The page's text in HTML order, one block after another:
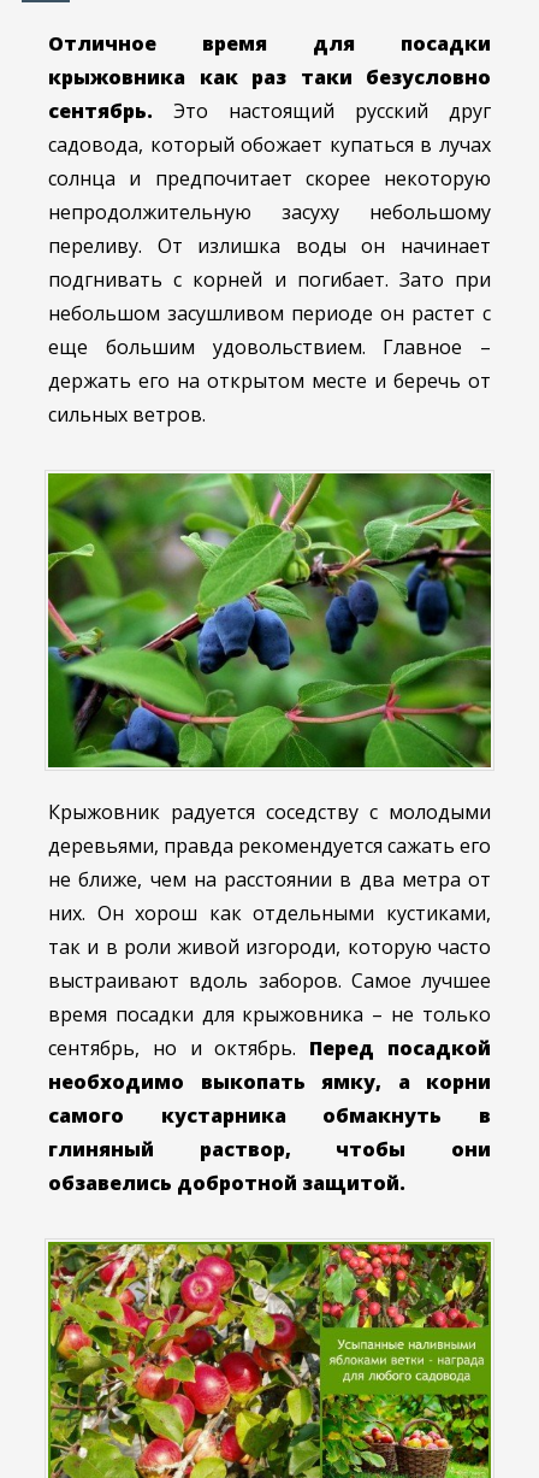
Отличное время для посадки
крыжовника как раз таки безусловно
сентябрь. Это настоящий русский друг
садовода, который обожает купаться в лучах
солнца и предпочитает скорее некоторую
непродолжительную засуху небольшому
переливу. От излишка воды он начинает
подгнивать с корней и погибает. Зато при
небольшом засушливом периоде он растет с
еще большим удовольствием. Главное –
держать его на открытом месте и беречь от
сильных ветров.
Крыжовник радуется соседству с молодыми
деревьями, правда рекомендуется сажать его
не ближе, чем на расстоянии в два метра от
них. Он хорош как отдельными кустиками,
так и в роли живой изгороди, которую часто
выстраивают вдоль заборов. Самое лучшее
время посадки для крыжовника – не только
сентябрь, но и октябрь. Перед посадкой
необходимо выкопать ямку, а корни
самого кустарника обмакнуть в
глиняный раствор, чтобы они
обзавелись добротной защитой.